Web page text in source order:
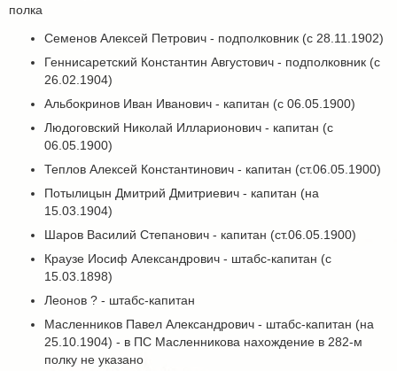
полка
Семенов Алексей Петрович - подполковник (с 28.11.1902)
Геннисаретский Константин Августович - подполковник (с
26.02.1904)
Альбокринов Иван Иванович - капитан (с 06.05.1900)
Людоговский Николай Илларионович - капитан (с
06.05.1900)
Теплов Алексей Константинович - капитан (ст.06.05.1900)
Потылицын Дмитрий Дмитриевич - капитан (на
15.03.1904)
Шаров Василий Степанович - капитан (ст.06.05.1900)
Краузе Иосиф Александрович - штабс-капитан (с
15.03.1898)
Леонов ? - штабс-капитан
Масленников Павел Александрович - штабс-капитан (на
25.10.1904) - в ПС Масленникова нахождение в 282-м
полку не указано